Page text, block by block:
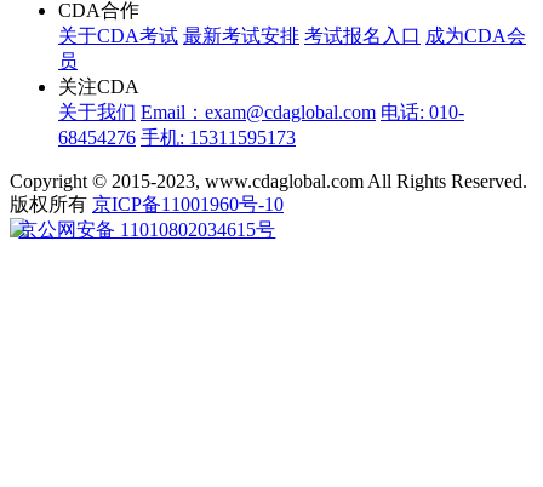
CDA合作
关于CDA考试 最新考试安排 考试报名入口 成为CDA会
员
关注CDA
关于我们 Email：exam@cdaglobal.com 电话: 010-
68454276 手机: 15311595173
Copyright © 2015-2023, www.cdaglobal.com All Rights Reserved.
版权所有 京ICP备11001960号-10
京公网安备 11010802034615号